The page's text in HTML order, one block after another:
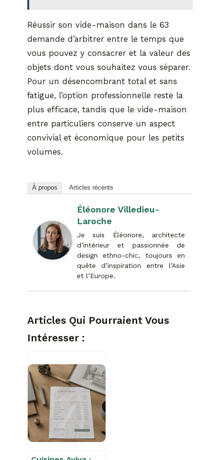
Réussir son vide-maison dans le 63
demande d’arbitrer entre le temps que
vous pouvez y consacrer et la valeur des
objets dont vous souhaitez vous séparer.
Pour un désencombrant total et sans
fatigue, l’option professionnelle reste la
plus efficace, tandis que le vide-maison
entre particuliers conserve un aspect
convivial et économique pour les petits
volumes.
À propos Articles récents
Éléonore Villedieu-
Laroche
Je suis Éléonore, architecte
d’intérieur et passionnée de
design ethno-chic, toujours en
quête d’inspiration entre l’Asie
et l’Europe.
Articles Qui Pourraient Vous
Intéresser :